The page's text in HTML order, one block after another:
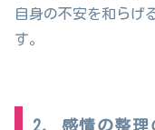
自身の不安を和らげ
す。
2. 感情の整理